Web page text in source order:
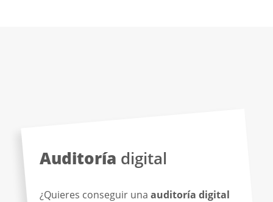
Auditoría digital
¿Quieres conseguir una auditoría digital